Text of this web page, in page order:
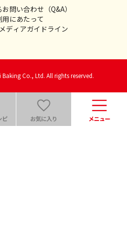
問い合わせ（Q&A）
用にあたって
ディアガイドライン
Co., Ltd. All rights reserved.
ピ お気に入り メニュー